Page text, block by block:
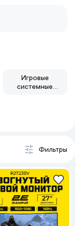
Игровые
системные
Фильтры